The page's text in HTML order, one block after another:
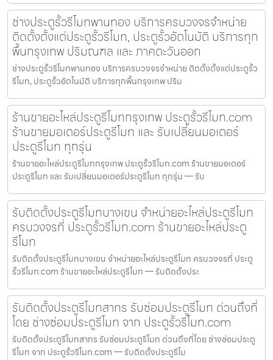
ช่างประตูรั้วรีโมทพานทอง บริการครบวงจรจำหน่าย
ติดตั้งตั้งแต่ประตูรั้วรีโมท, ประตูรั้วอัตโนมัติ บริการทุก
พื้นกรุงเทพ ปริมณฑล และ ภาคตะวันออก
ช่างประตูรั้วรีโมทพานทอง บริการครบวงจรจำหน่าย ติดตั้งตั้งแต่ประตูรั้ว
รีโมท, ประตูรั้วอัตโนมัติ บริการทุกพื้นกรุงเทพ ปริม
ร้านขายอะไหล่ประตูรีโมทกรุงเทพ ประตูรั้วรีโมท.com
ร้านขายมอเตอร์ประตูรีโมท และ รับเปลี่ยนมอเตอร์
ประตูรีโมท ทุกรุ่น
ร้านขายอะไหล่ประตูรีโมทกรุงเทพ ประตูรั้วรีโมท.com ร้านขายมอเตอร์
ประตูรีโมท และ รับเปลี่ยนมอเตอร์ประตูรีโมท ทุกรุ่น — รับ
รับติดตั้งประตูรีโมทบางเขน จำหน่ายอะไหล่ประตูรีโมท
ครบวงจรที่ ประตูรั้วรีโมท.com ร้านขายอะไหล่ประตู
รีโมท
รับติดตั้งประตูรีโมทบางเขน จำหน่ายอะไหล่ประตูรีโมท ครบวงจรที่ ประตู
รั้วรีโมท.com ร้านขายอะไหล่ประตูรีโมท — รับติดตั้งประ
รับติดตั้งประตูรีโมทสาทร รับซ่อมประตูรีโมท ด่วนถึงที่
โดย ช่างซ่อมประตูรีโมท จาก ประตูรั้วรีโมท.com
รับติดตั้งประตูรีโมทสาทร รับซ่อมประตูรีโมท ด่วนถึงที่โดย ช่างซ่อมประตู
รีโมท จาก ประตูรั้วรีโมท.com — รับติดตั้งประตูรีโม